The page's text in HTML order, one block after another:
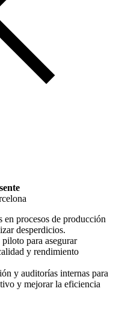
en procesos de producción
desperdicios.
para asegurar
y rendimiento
y auditorías internas para
y mejorar la eficiencia